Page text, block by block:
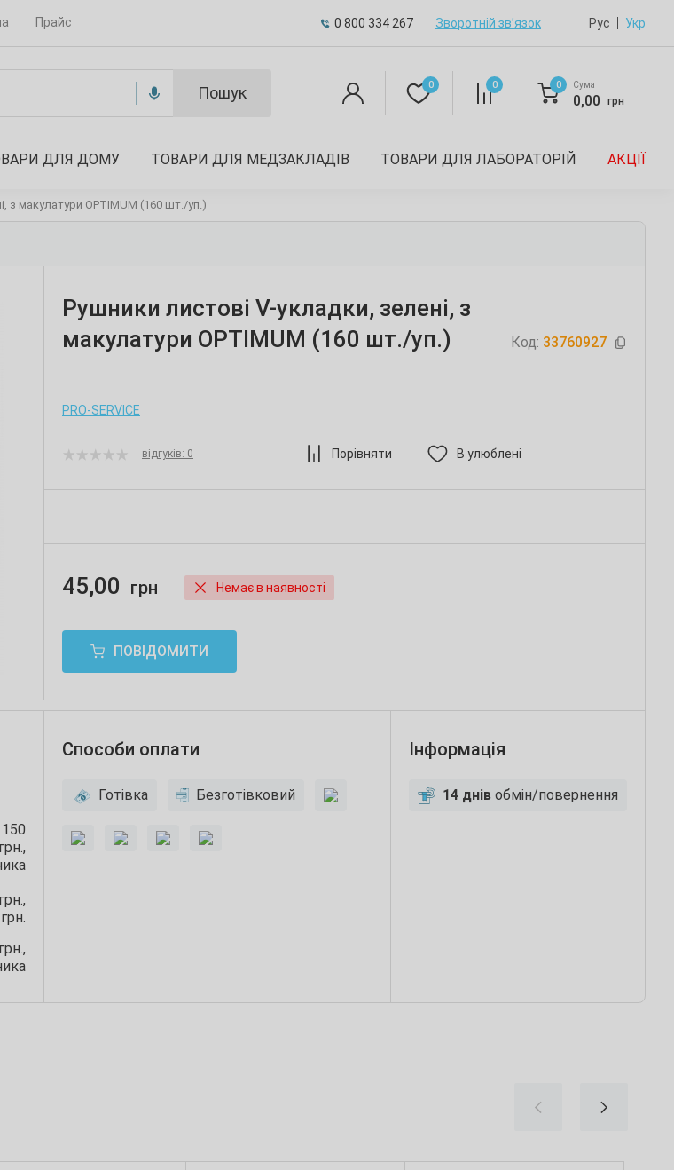
Прайс 0 800 334 267 Зворотній зв’язок Рус Укр
Пошук 0 0 0 Сума
0,00 грн
ДЛЯ ДОМУ ТОВАРИ ДЛЯ МЕДЗАКЛАДІВ ТОВАРИ ДЛЯ ЛАБОРАТОРІЙ АКЦІЇ
з макулатури OPTIMUM (160 шт./уп.)
Рушники листові V-укладки, зелені, з
макулатури OPTIMUM (160 шт./уп.)
Код: 33760927
PRO-SERVICE
відгуків: 0 Порівняти В улюблені
45,00 грн Немає в наявності
ПОВІДОМИТИ
грн.,
Способи оплати
Готівка Безготівковий
Інформація
14 днів обмін/повернення